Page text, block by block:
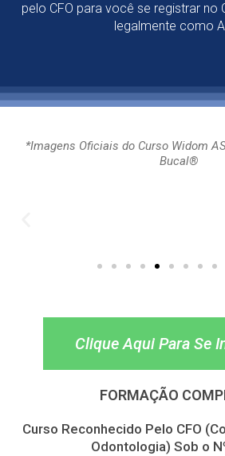
pelo CFO para você se registrar no
legalmente como
*Imagens Oficiais do Curso Widom
Bucal®
Clique Aqui Para Se
FORMAÇÃO
Curso Reconhecido Pelo CFO
Odontologia) Sob o